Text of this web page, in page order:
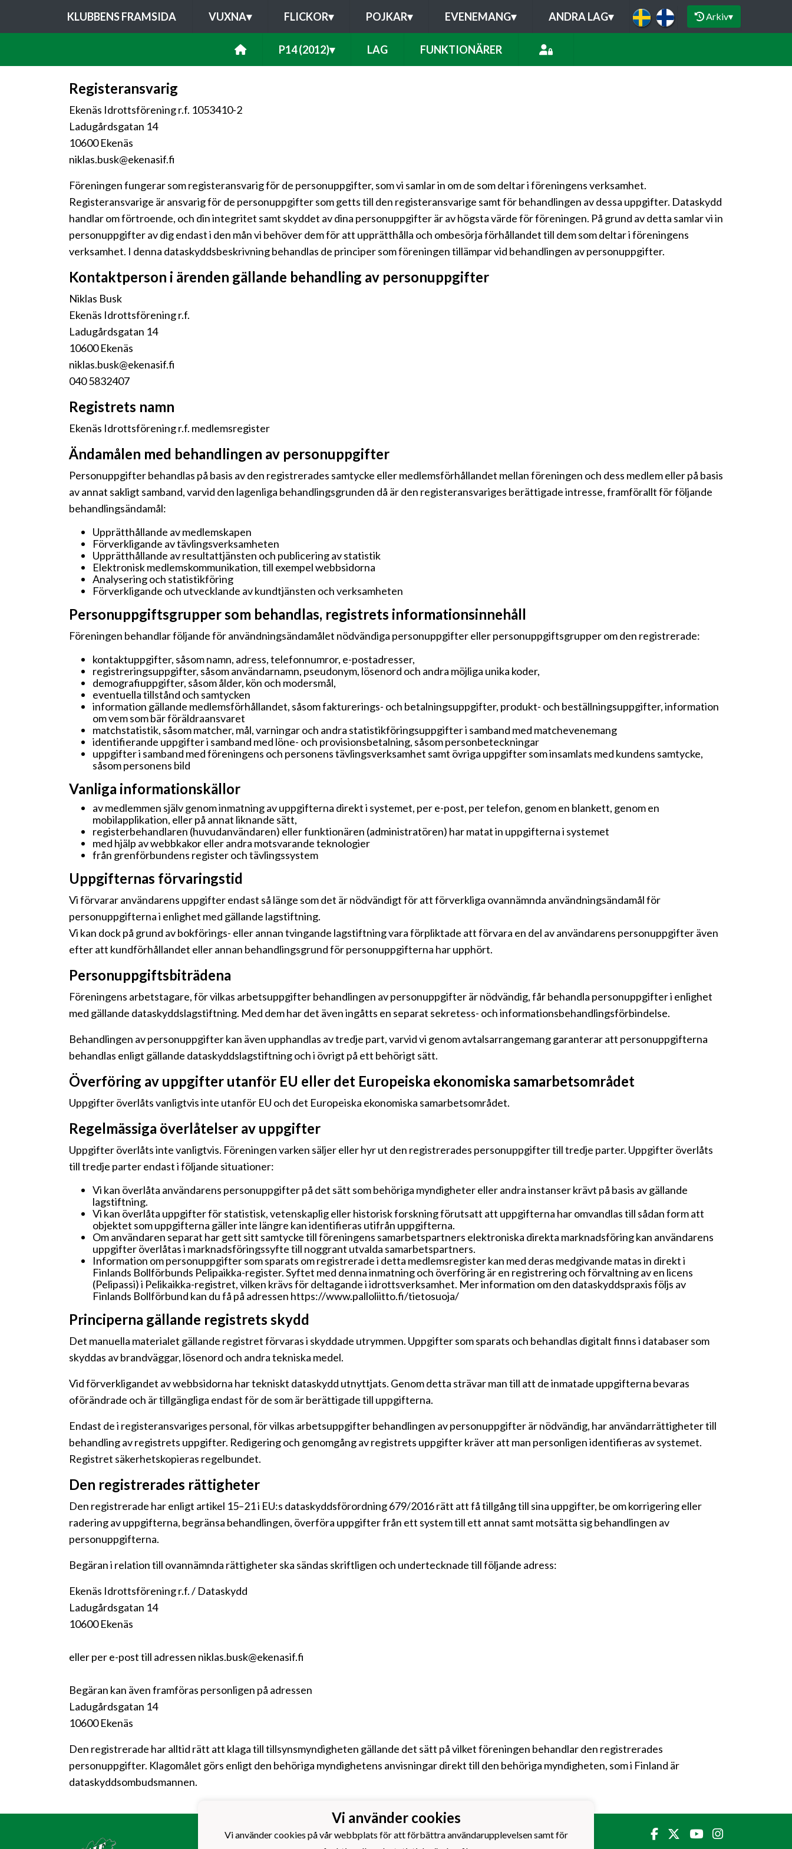
KLUBBENS FRAMSIDA VUXNA▾ FLICKOR▾ POJKAR▾ EVENEMANG▾ ANDRA LAG▾ Arkiv▾
P14 (2012)▾ LAG FUNKTIONÄRER
Registeransvarig
Ekenäs Idrottsförening r.f. 1053410-2
Ladugårdsgatan 14
10600 Ekenäs
niklas.busk@ekenasif.fi
Föreningen fungerar som registeransvarig för de personuppgifter, som vi samlar in om de som deltar i föreningens verksamhet.
Registeransvarige är ansvarig för de personuppgifter som getts till den registeransvarige samt för behandlingen av dessa uppgifter. Dataskydd
handlar om förtroende, och din integritet samt skyddet av dina personuppgifter är av högsta värde för föreningen. På grund av detta samlar vi in
personuppgifter av dig endast i den mån vi behöver dem för att upprätthålla och ombesörja förhållandet till dem som deltar i föreningens
verksamhet. I denna dataskyddsbeskrivning behandlas de principer som föreningen tillämpar vid behandlingen av personuppgifter.
Kontaktperson i ärenden gällande behandling av personuppgifter
Niklas Busk
Ekenäs Idrottsförening r.f.
Ladugårdsgatan 14
10600 Ekenäs
niklas.busk@ekenasif.fi
040 5832407
Registrets namn
Ekenäs Idrottsförening r.f. medlemsregister
Ändamålen med behandlingen av personuppgifter
Personuppgifter behandlas på basis av den registrerades samtycke eller medlemsförhållandet mellan föreningen och dess medlem eller på basis
av annat sakligt samband, varvid den lagenliga behandlingsgrunden då är den registeransvariges berättigade intresse, framförallt för följande
behandlingsändamål:
Upprätthållande av medlemskapen
Förverkligande av tävlingsverksamheten
Upprätthållande av resultattjänsten och publicering av statistik
Elektronisk medlemskommunikation, till exempel webbsidorna
Analysering och statistikföring
Förverkligande och utvecklande av kundtjänsten och verksamheten
Personuppgiftsgrupper som behandlas, registrets informationsinnehåll
Föreningen behandlar följande för användningsändamålet nödvändiga personuppgifter eller personuppgiftsgrupper om den registrerade:
kontaktuppgifter, såsom namn, adress, telefonnumror, e-postadresser,
registreringsuppgifter, såsom användarnamn, pseudonym, lösenord och andra möjliga unika koder,
demografiuppgifter, såsom ålder, kön och modersmål,
eventuella tillstånd och samtycken
information gällande medlemsförhållandet, såsom fakturerings- och betalningsuppgifter, produkt- och beställningsuppgifter, information
om vem som bär föräldraansvaret
matchstatistik, såsom matcher, mål, varningar och andra statistikföringsuppgifter i samband med matchevenemang
identifierande uppgifter i samband med löne- och provisionsbetalning, såsom personbeteckningar
uppgifter i samband med föreningens och personens tävlingsverksamhet samt övriga uppgifter som insamlats med kundens samtycke,
såsom personens bild
Vanliga informationskällor
av medlemmen själv genom inmatning av uppgifterna direkt i systemet, per e-post, per telefon, genom en blankett, genom en
mobilapplikation, eller på annat liknande sätt,
registerbehandlaren (huvudanvändaren) eller funktionären (administratören) har matat in uppgifterna i systemet
med hjälp av webbkakor eller andra motsvarande teknologier
från grenförbundens register och tävlingssystem
Uppgifternas förvaringstid
Vi förvarar användarens uppgifter endast så länge som det är nödvändigt för att förverkliga ovannämnda användningsändamål för
personuppgifterna i enlighet med gällande lagstiftning.
Vi kan dock på grund av bokförings- eller annan tvingande lagstiftning vara förpliktade att förvara en del av användarens personuppgifter även
efter att kundförhållandet eller annan behandlingsgrund för personuppgifterna har upphört.
Personuppgiftsbiträdena
Föreningens arbetstagare, för vilkas arbetsuppgifter behandlingen av personuppgifter är nödvändig, får behandla personuppgifter i enlighet
med gällande dataskyddslagstiftning. Med dem har det även ingåtts en separat sekretess- och informationsbehandlingsförbindelse.
Behandlingen av personuppgifter kan även upphandlas av tredje part, varvid vi genom avtalsarrangemang garanterar att personuppgifterna
behandlas enligt gällande dataskyddslagstiftning och i övrigt på ett behörigt sätt.
Överföring av uppgifter utanför EU eller det Europeiska ekonomiska samarbetsområdet
Uppgifter överlåts vanligtvis inte utanför EU och det Europeiska ekonomiska samarbetsområdet.
Regelmässiga överlåtelser av uppgifter
Uppgifter överlåts inte vanligtvis. Föreningen varken säljer eller hyr ut den registrerades personuppgifter till tredje parter. Uppgifter överlåts
till tredje parter endast i följande situationer:
Vi kan överlåta användarens personuppgifter på det sätt som behöriga myndigheter eller andra instanser krävt på basis av gällande
lagstiftning.
Vi kan överlåta uppgifter för statistisk, vetenskaplig eller historisk forskning förutsatt att uppgifterna har omvandlas till sådan form att
objektet som uppgifterna gäller inte längre kan identifieras utifrån uppgifterna.
Om användaren separat har gett sitt samtycke till föreningens samarbetspartners elektroniska direkta marknadsföring kan användarens
uppgifter överlåtas i marknadsföringssyfte till noggrant utvalda samarbetspartners.
Information om personuppgifter som sparats om registrerade i detta medlemsregister kan med deras medgivande matas in direkt i
Finlands Bollförbunds Pelipaikka-register. Syftet med denna inmatning och överföring är en registrering och förvaltning av en licens
(Pelipassi) i Pelikaikka-registret, vilken krävs för deltagande i idrottsverksamhet. Mer information om den dataskyddspraxis följs av
Finlands Bollförbund kan du få på adressen https://www.palloliitto.fi/tietosuoja/
Principerna gällande registrets skydd
Det manuella materialet gällande registret förvaras i skyddade utrymmen. Uppgifter som sparats och behandlas digitalt finns i databaser som
skyddas av brandväggar, lösenord och andra tekniska medel.
Vid förverkligandet av webbsidorna har tekniskt dataskydd utnyttjats. Genom detta strävar man till att de inmatade uppgifterna bevaras
oförändrade och är tillgängliga endast för de som är berättigade till uppgifterna.
Endast de i registeransvariges personal, för vilkas arbetsuppgifter behandlingen av personuppgifter är nödvändig, har användarrättigheter till
behandling av registrets uppgifter. Redigering och genomgång av registrets uppgifter kräver att man personligen identifieras av systemet.
Registret säkerhetskopieras regelbundet.
Den registrerades rättigheter
Den registrerade har enligt artikel 15–21 i EU:s dataskyddsförordning 679/2016 rätt att få tillgång till sina uppgifter, be om korrigering eller
radering av uppgifterna, begränsa behandlingen, överföra uppgifter från ett system till ett annat samt motsätta sig behandlingen av
personuppgifterna.
Begäran i relation till ovannämnda rättigheter ska sändas skriftligen och undertecknade till följande adress:
Ekenäs Idrottsförening r.f. / Dataskydd
Ladugårdsgatan 14
10600 Ekenäs
eller per e-post till adressen niklas.busk@ekenasif.fi
Begäran kan även framföras personligen på adressen
Ladugårdsgatan 14
10600 Ekenäs
Den registrerade har alltid rätt att klaga till tillsynsmyndigheten gällande det sätt på vilket föreningen behandlar den registrerades
personuppgifter. Klagomålet görs enligt den behöriga myndighetens anvisningar direkt till den behöriga myndigheten, som i Finland är
dataskyddsombudsmannen.
Ekenäs Idrottsförening rf.
Vi använder cookies
Vi använder cookies på vår webbplats för att förbättra användarupplevelsen samt för